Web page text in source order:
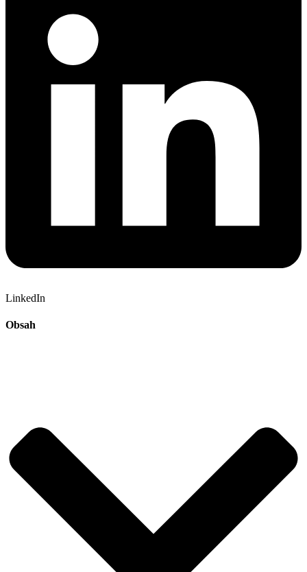
LinkedIn
Obsah